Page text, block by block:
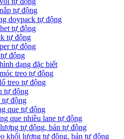
tự động
doypack tự động
tự động
tự động
tự động
động
dạng đặc biết
treo tự động
treo tự động
tự động
tự động
que tự động
que nhiều lane tự động
tự động, bán tự động
khối lượng tự động, bán tự động